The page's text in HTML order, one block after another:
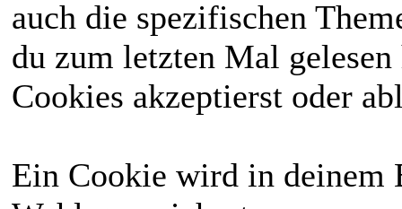
auch die spezifischen
du zum letzten Mal
Cookies akzeptierst oder
Ein Cookie wird in deinem